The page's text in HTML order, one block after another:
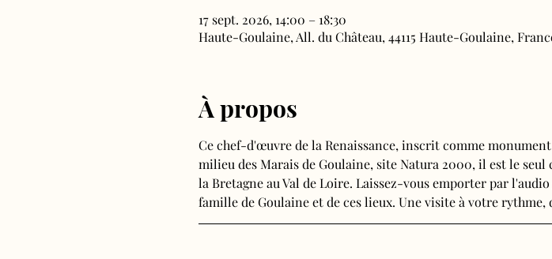
17 sept. 2026, 14:00 – 18:30
Haute-Goulaine, All. du Château, 44115 Haute-Goulaine,
À propos
Ce chef-d'œuvre de la Renaissance, inscrit comme
milieu des Marais de Goulaine, site Natura 2000, il est le
la Bretagne au Val de Loire. Laissez-vous emporter par
famille de Goulaine et de ces lieux. Une visite à votre